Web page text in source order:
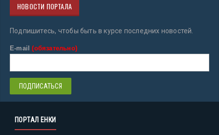
НОВОСТИ ПОРТАЛА
Подпишитесь, чтобы быть в курсе последних новостей.
E-mail(обязательно)
ПОРТАЛ ЕНКИ